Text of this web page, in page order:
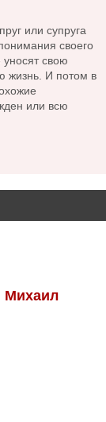
Михаил
или супруга
своего
уносят свою
жизнь. И потом в
или всю